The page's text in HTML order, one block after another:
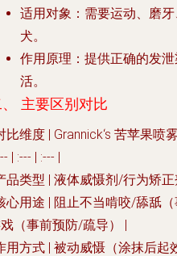
适用对象 ：需要运动、磨
犬。
作用原理 ：提供正确的发
活。
主要区别对比
比维度 | Grannick‘s 苦苹果喷
| :--- | :--- |
品类型 | 液体威慑剂/行为矫
心用途 | 阻止不当啃咬/舔舐
（事前预防/疏导） |
用方式 | 被动威慑（涂抹后起